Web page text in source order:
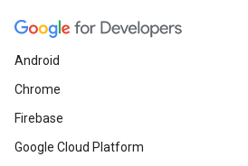
Android
Chrome
Firebase
Google Cloud Platform